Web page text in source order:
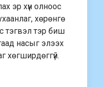
эр хүн олноос
хөрөнгө
тэгвэл тэр биш
насыг элээх
хөгширдөггүй.